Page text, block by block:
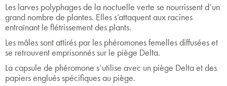
Les larves polyphages de la noctuelle verte se nourrissent d’un
grand nombre de plantes. Elles s’attaquent aux racines
entraînant le flétrissement des plants.
Les mâles sont attirés par les phéromones femelles diffusées et
se retrouvent emprisonnés sur le piège Delta.
La capsule de phéromone s’utilise avec un piège Delta et des
papiers englués spécifiques au piège.